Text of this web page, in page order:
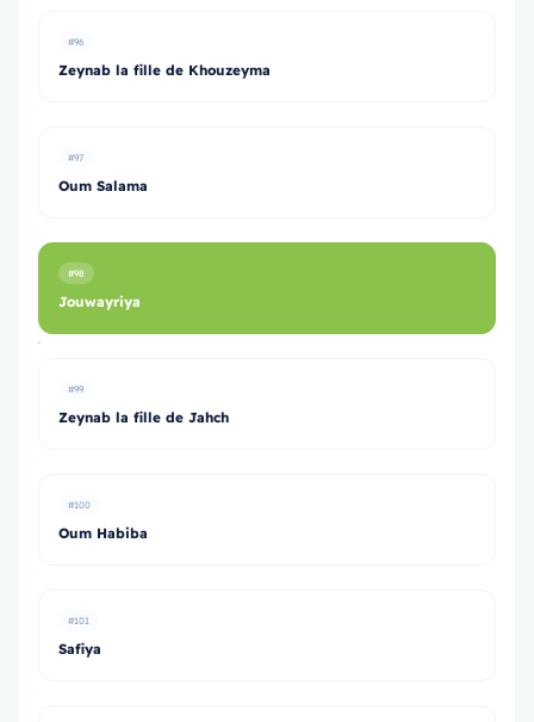
#96
Zeynab la fille de Khouzeyma
#97
Oum Salama
#98
Jouwayriya
#99
Zeynab la fille de Jahch
#100
Oum Habiba
#101
Safiya